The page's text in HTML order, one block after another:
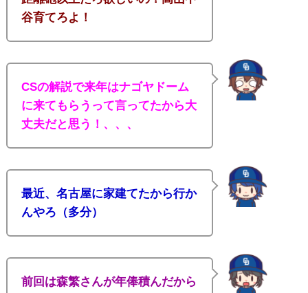
谷育てろよ！
CSの解説で来年はナゴヤドーム
に来てもらうって言ってたから大
丈夫だと思う！、、、
最近、名古屋に家建てたから行か
んやろ（多分）
前回は森繁さんが年俸積んだから